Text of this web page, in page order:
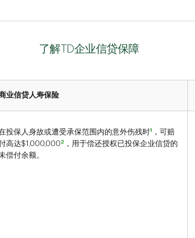
了解TD企业信贷保障
业信贷人寿保险
投保人身故或遭受承保范围内的意外伤残时1
，可赔
高达$1,000,000 2
，用于偿还授权已投保企业信贷的
偿付余额。